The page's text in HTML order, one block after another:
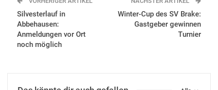
Silvesterlauf in
Abbehausen:
Anmeldungen vor Ort
noch möglich
Winter-Cup des SV Brake:
Gastgeber gewinnen
Turnier